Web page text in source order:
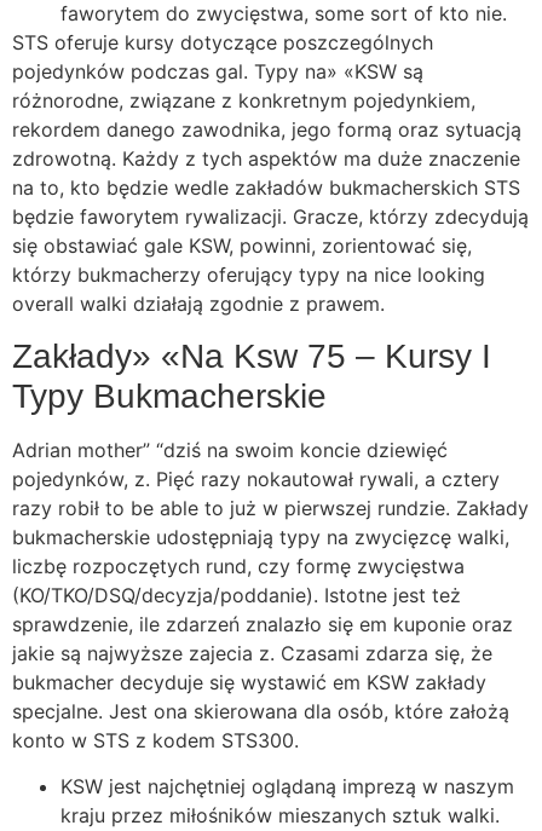
faworytem do zwycięstwa, some sort of kto nie.
STS oferuje kursy dotyczące poszczególnych
pojedynków podczas gal. Typy na» «KSW są
różnorodne, związane z konkretnym pojedynkiem,
rekordem danego zawodnika, jego formą oraz sytuacją
zdrowotną. Każdy z tych aspektów ma duże znaczenie
na to, kto będzie wedle zakładów bukmacherskich STS
będzie faworytem rywalizacji. Gracze, którzy zdecydują
się obstawiać gale KSW, powinni, zorientować się,
którzy bukmacherzy oferujący typy na nice looking
overall walki działają zgodnie z prawem.
Zakłady» «Na Ksw 75 – Kursy I
Typy Bukmacherskie
Adrian mother” “dziś na swoim koncie dziewięć
pojedynków, z. Pięć razy nokautował rywali, a cztery
razy robił to be able to już w pierwszej rundzie. Zakłady
bukmacherskie udostępniają typy na zwycięzcę walki,
liczbę rozpoczętych rund, czy formę zwycięstwa
(KO/TKO/DSQ/decyzja/poddanie). Istotne jest też
sprawdzenie, ile zdarzeń znalazło się em kuponie oraz
jakie są najwyższe zajecia z. Czasami zdarza się, że
bukmacher decyduje się wystawić em KSW zakłady
specjalne. Jest ona skierowana dla osób, które założą
konto w STS z kodem STS300.
KSW jest najchętniej oglądaną imprezą w naszym
kraju przez miłośników mieszanych sztuk walki.